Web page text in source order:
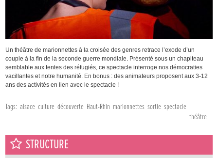
Un théâtre de marionnettes à la croisée des genres retrace l’exode d’un
couple à la fin de la seconde guerre mondiale. Présenté sous un chapiteau
semblable aux tentes des réfugiés, ce spectacle interroge nos démocraties
vacillantes et notre humanité. En bonus : des animateurs proposent aux 3-12
ans des activités en lien avec le spectacle !
Tags: alsace culture découverte Haut-Rhin marionnettes sortie spectacle
théâtre
STRUCTURE